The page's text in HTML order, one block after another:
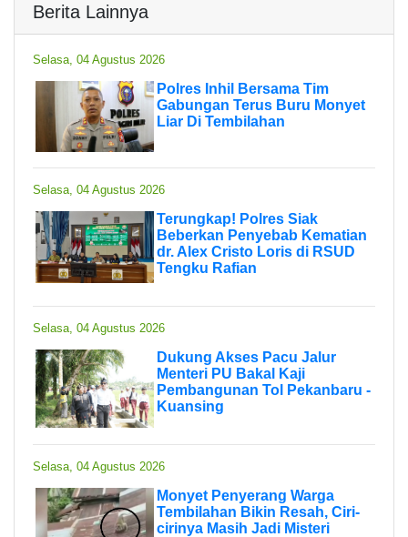
Berita Lainnya
Selasa, 04 Agustus 2026
Polres Inhil Bersama Tim
Gabungan Terus Buru Monyet
Liar Di Tembilahan
Selasa, 04 Agustus 2026
Terungkap! Polres Siak
Beberkan Penyebab Kematian
dr. Alex Cristo Loris di RSUD
Tengku Rafian
Selasa, 04 Agustus 2026
Dukung Akses Pacu Jalur
Menteri PU Bakal Kaji
Pembangunan Tol Pekanbaru -
Kuansing
Selasa, 04 Agustus 2026
Monyet Penyerang Warga
Tembilahan Bikin Resah, Ciri-
cirinya Masih Jadi Misteri